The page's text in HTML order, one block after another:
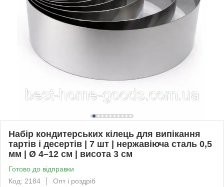
Набір кондитерських кілець для випікання
тартів і десертів | 7 шт | нержавіюча сталь 0,5
мм | Ø 4–12 см | висота 3 см
Готово до відправки
Код: 2184
Опт і роздріб